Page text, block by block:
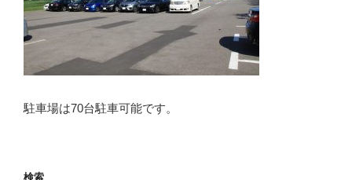
駐車場は70台駐車可能です。
検索